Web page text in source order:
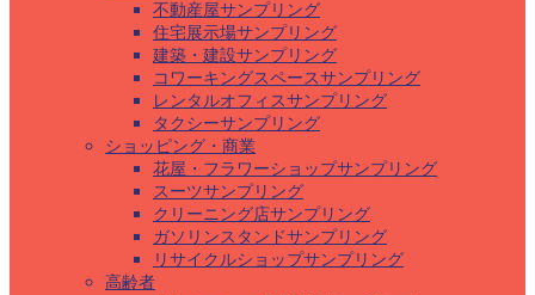
不動産屋サンプリング
住宅展示場サンプリング
建築・建設サンプリング
コワーキングスペースサンプリング
レンタルオフィスサンプリング
タクシーサンプリング
ショッピング・商業
花屋・フラワーショップサンプリング
スーツサンプリング
クリーニング店サンプリング
ガソリンスタンドサンプリング
リサイクルショップサンプリング
高齢者